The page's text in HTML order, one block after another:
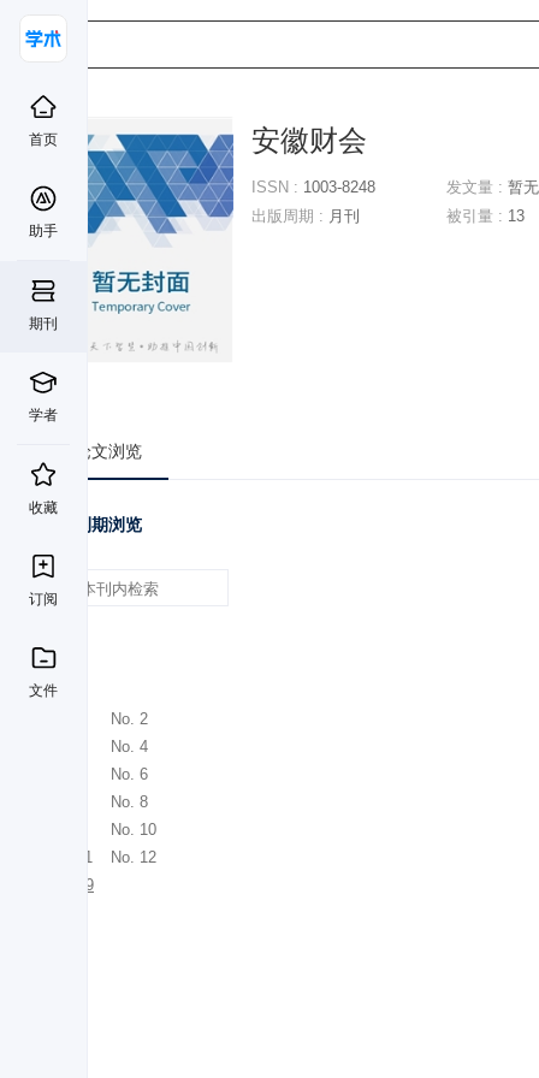
首页
助手
期刊
学者
收藏
订阅
文件
安徽财会
ISSN : 1003-8248
出版周期 : 月刊
发文量 : 暂
被引量 : 13
论文浏览
刊期浏览
刊期
2003
No. 2
No. 4
No. 6
No. 8
No. 10
No. 11
No. 12
No. 19